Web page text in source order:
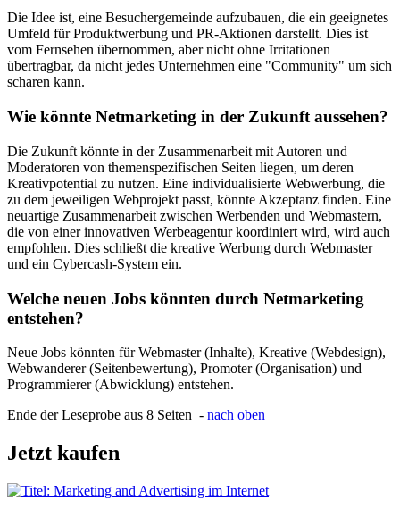
Die Idee ist, eine Besuchergemeinde aufzubauen, die ein geeignetes
Umfeld für Produktwerbung und PR-Aktionen darstellt. Dies ist
vom Fernsehen übernommen, aber nicht ohne Irritationen
übertragbar, da nicht jedes Unternehmen eine "Community" um sich
scharen kann.
Wie könnte Netmarketing in der Zukunft aussehen?
Die Zukunft könnte in der Zusammenarbeit mit Autoren und
Moderatoren von themenspezifischen Seiten liegen, um deren
Kreativpotential zu nutzen. Eine individualisierte Webwerbung, die
zu dem jeweiligen Webprojekt passt, könnte Akzeptanz finden. Eine
neuartige Zusammenarbeit zwischen Werbenden und Webmastern,
die von einer innovativen Werbeagentur koordiniert wird, wird auch
empfohlen. Dies schließt die kreative Werbung durch Webmaster
und ein Cybercash-System ein.
Welche neuen Jobs könnten durch Netmarketing
entstehen?
Neue Jobs könnten für Webmaster (Inhalte), Kreative (Webdesign),
Webwanderer (Seitenbewertung), Promoter (Organisation) und
Programmierer (Abwicklung) entstehen.
Ende der Leseprobe aus 8 Seiten - nach oben
Jetzt kaufen